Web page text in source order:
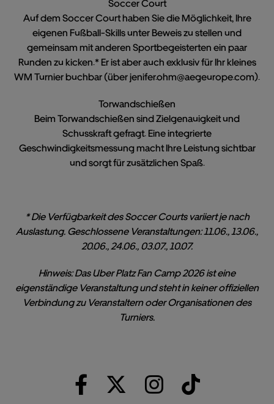
Soccer Court
Auf dem Soccer Court haben Sie die Möglichkeit, Ihre
eigenen Fußball-Skills unter Beweis zu stellen und
gemeinsam mit anderen Sportbegeisterten ein paar
Runden zu kicken.* Er ist aber auch exklusiv für Ihr kleines
WM Turnier buchbar (überjenifer.ohm@aegeurope.com).
Torwandschießen
Beim Torwandschießen sind Zielgenauigkeit und
Schusskraft gefragt. Eine integrierte
Geschwindigkeitsmessung macht Ihre Leistung sichtbar
und sorgt für zusätzlichen Spaß.
* Die Verfügbarkeit des Soccer Courts variiert je nach
Auslastung. Geschlossene Veranstaltungen: 11.06., 13.06.,
20.06., 24.06., 03.07., 10.07.
Hinweis: Das Uber Platz Fan Camp 2026 ist eine
eigenständige Veranstaltung und steht in keiner offiziellen
Verbindung zu Veranstaltern oder Organisationen des
Turniers.